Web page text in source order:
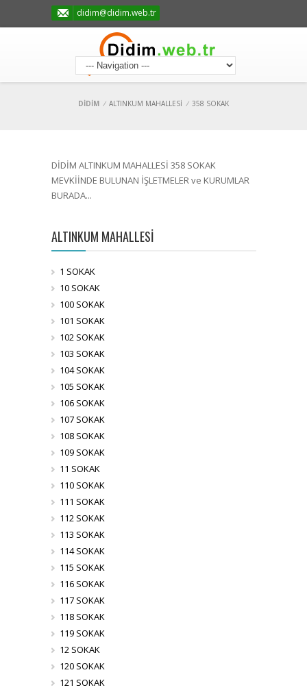
didim@didim.web.tr
DİDİM / ALTINKUM MAHALLESİ / 358 SOKAK
DİDİM ALTINKUM MAHALLESİ 358 SOKAK
MEVKİİNDE BULUNAN İŞLETMELER ve KURUMLAR
BURADA...
ALTINKUM MAHALLESİ
1 SOKAK
10 SOKAK
100 SOKAK
101 SOKAK
102 SOKAK
103 SOKAK
104 SOKAK
105 SOKAK
106 SOKAK
107 SOKAK
108 SOKAK
109 SOKAK
11 SOKAK
110 SOKAK
111 SOKAK
112 SOKAK
113 SOKAK
114 SOKAK
115 SOKAK
116 SOKAK
117 SOKAK
118 SOKAK
119 SOKAK
12 SOKAK
120 SOKAK
121 SOKAK